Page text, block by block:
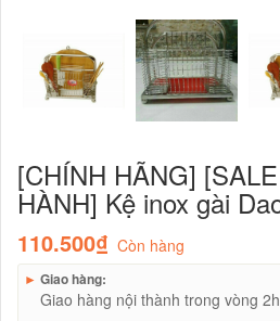
[CHÍNH HÃNG]
HÀNH] Kệ inox gài
110.500₫ Còn hàng
► Giao hàng:
Giao hàng nội thành trong vòng